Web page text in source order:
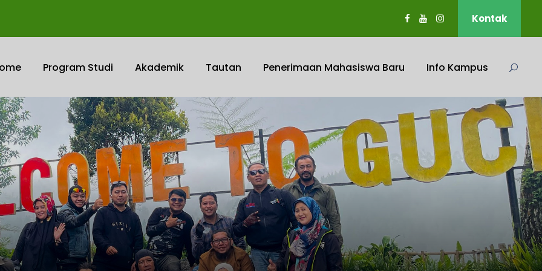
Kontak
Program Studi Akademik Tautan Penerimaan Mahasiswa Baru Info Kampus